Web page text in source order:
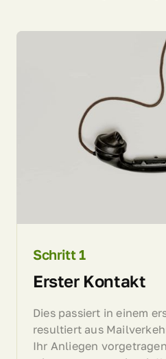
Schritt 1
Erster Kontakt
Dies passiert in einem
resultiert aus
Ihr Anliegen